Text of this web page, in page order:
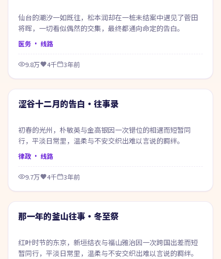
仙台的潮汐一如既往，松本润却在一桩未结案中遇见了菅田
将晖，一切看似偶然的交集，最终都通向命定的告白。
医务 · 线路
9.8万 4千 3年前
热门
涩谷十二月的告白·往事录
初春的光州，朴敏英与金高银因一次错位的相遇而短暂同
行，平淡日常里，温柔与不安交织出难以言说的羁绊。
律政 · 线路
9.7万 4千 3年前
热门
那一年的釜山往事·冬至祭
红叶时节的东京，新垣结衣与福山雅治因一次跨国出差而短
暂同行，平淡日常里，温柔与不安交织出难以言说的羁绊。